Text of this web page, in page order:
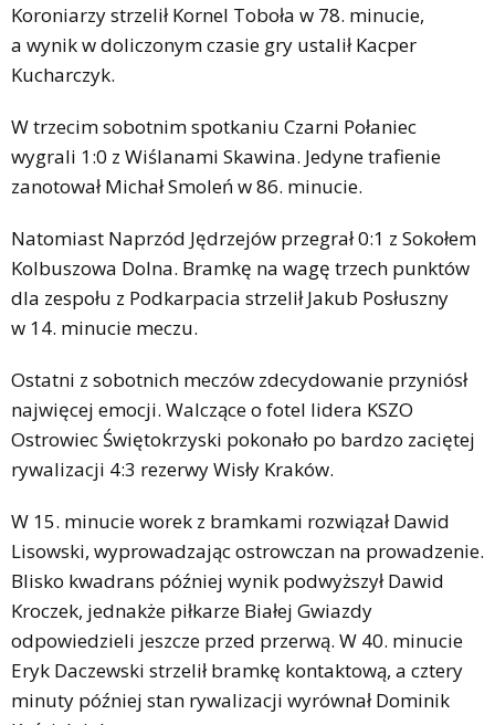
Koroniarzy strzelił Kornel Toboła w 78. minucie,
a wynik w doliczonym czasie gry ustalił Kacper
Kucharczyk.
W trzecim sobotnim spotkaniu Czarni Połaniec
wygrali 1:0 z Wiślanami Skawina. Jedyne trafienie
zanotował Michał Smoleń w 86. minucie.
Natomiast Naprzód Jędrzejów przegrał 0:1 z Sokołem
Kolbuszowa Dolna. Bramkę na wagę trzech punktów
dla zespołu z Podkarpacia strzelił Jakub Posłuszny
w 14. minucie meczu.
Ostatni z sobotnich meczów zdecydowanie przyniósł
najwięcej emocji. Walczące o fotel lidera KSZO
Ostrowiec Świętokrzyski pokonało po bardzo zaciętej
rywalizacji 4:3 rezerwy Wisły Kraków.
W 15. minucie worek z bramkami rozwiązał Dawid
Lisowski, wyprowadzając ostrowczan na prowadzenie.
Blisko kwadrans później wynik podwyższył Dawid
Kroczek, jednakże piłkarze Białej Gwiazdy
odpowiedzieli jeszcze przed przerwą. W 40. minucie
Eryk Daczewski strzelił bramkę kontaktową, a cztery
minuty później stan rywalizacji wyrównał Dominik